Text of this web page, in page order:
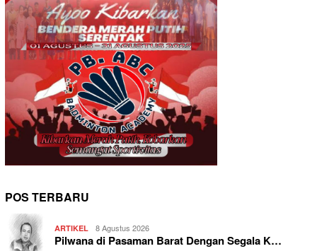
POS TERBARU
ARTIKEL 8 Agustus 2026
Pilwana di Pasaman Barat Dengan Segala K…